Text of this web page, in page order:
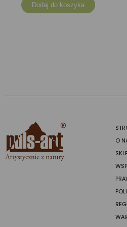
Dodaj do koszyka
O